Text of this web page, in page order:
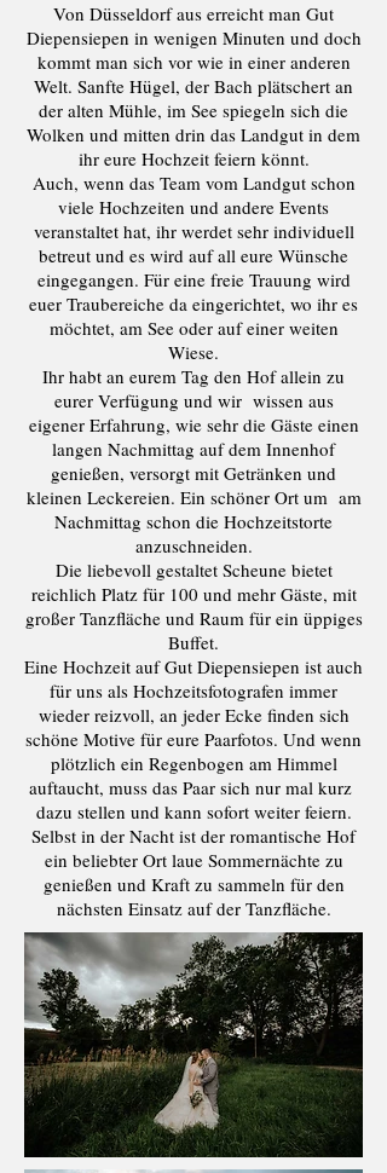
Von Düsseldorf aus erreicht man Gut
Diepensiepen in wenigen Minuten und doch
kommt man sich vor wie in einer anderen
Welt. Sanfte Hügel, der Bach plätschert an
der alten Mühle, im See spiegeln sich die
Wolken und mitten drin das Landgut in dem
ihr eure Hochzeit feiern könnt.
Auch, wenn das Team vom Landgut schon
viele Hochzeiten und andere Events
veranstaltet hat, ihr werdet sehr individuell
betreut und es wird auf all eure Wünsche
eingegangen. Für eine freie Trauung wird
euer Traubereiche da eingerichtet, wo ihr es
möchtet, am See oder auf einer weiten
Wiese.
Ihr habt an eurem Tag den Hof allein zu
eurer Verfügung und wir wissen aus
eigener Erfahrung, wie sehr die Gäste einen
langen Nachmittag auf dem Innenhof
genießen, versorgt mit Getränken und
kleinen Leckereien. Ein schöner Ort um am
Nachmittag schon die Hochzeitstorte
anzuschneiden.
Die liebevoll gestaltet Scheune bietet
reichlich Platz für 100 und mehr Gäste, mit
großer Tanzfläche und Raum für ein üppiges
Buffet.
Eine Hochzeit auf Gut Diepensiepen ist auch
für uns als Hochzeitsfotografen immer
wieder reizvoll, an jeder Ecke finden sich
schöne Motive für eure Paarfotos. Und wenn
plötzlich ein Regenbogen am Himmel
auftaucht, muss das Paar sich nur mal kurz
dazu stellen und kann sofort weiter feiern.
Selbst in der Nacht ist der romantische Hof
ein beliebter Ort laue Sommernächte zu
genießen und Kraft zu sammeln für den
nächsten Einsatz auf der Tanzfläche.